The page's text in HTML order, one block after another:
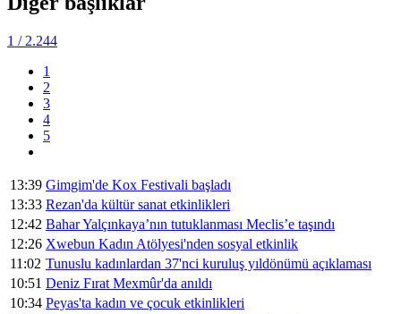
1 / 2.244
1
2
3
4
5
13:39 Gimgim'de Kox Festivali başladı
13:33 Rezan'da kültür sanat etkinlikleri
12:42 Bahar Yalçınkaya’nın tutuklanması Meclis’e taşındı
12:26 Xwebun Kadın Atölyesi'nden sosyal etkinlik
11:02 Tunuslu kadınlardan 37'nci kuruluş yıldönümü açıklaması
10:51 Deniz Fırat Mexmûr'da anıldı
10:34 Peyas'ta kadın ve çocuk etkinlikleri